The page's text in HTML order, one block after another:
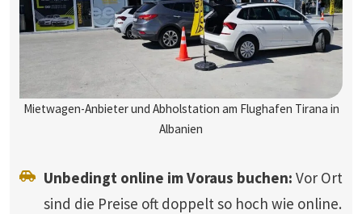
Mietwagen-Anbieter und Abholstation am Flughafen Tirana in
Albanien
Unbedingt online im Voraus buchen: Vor Ort
sind die Preise oft doppelt so hoch wie online.